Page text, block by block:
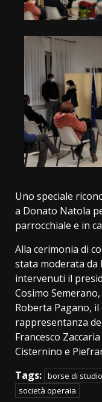
Uno speciale
a Donato Natola
parrocchiale e in
Alla cerimonia di
stata moderata da
intervenuti il
Cosimo
Roberta Pagano,
rappresentanza
Francesco
Cisternino e
Tags: borse di studio
società operaia